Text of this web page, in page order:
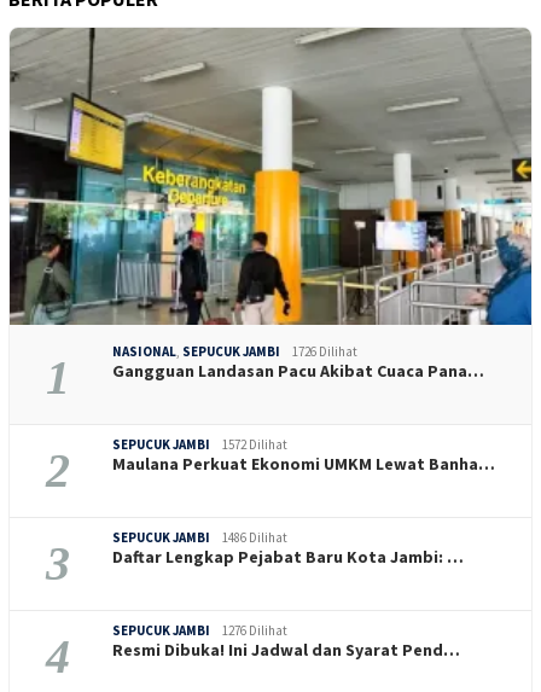
1 NASIONAL SEPUCUK JAMBI 1726 Dilihat
Gangguan Landasan Pacu Akibat Cuaca Pana…
2 SEPUCUK JAMBI 1572 Dilihat
Maulana Perkuat Ekonomi UMKM Lewat Banha…
3 SEPUCUK JAMBI 1486 Dilihat
Daftar Lengkap Pejabat Baru Kota Jambi: …
4 SEPUCUK JAMBI 1276 Dilihat
Resmi Dibuka! Ini Jadwal dan Syarat Pend…